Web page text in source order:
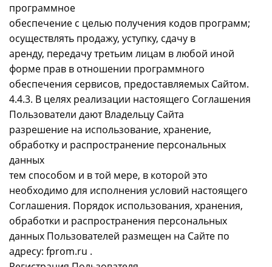
программное
обеспечение с целью получения кодов программ;
осуществлять продажу, уступку, сдачу в
аренду, передачу третьим лицам в любой иной
форме прав в отношении программного
обеспечения сервисов, предоставляемых Сайтом.
4.4.3. В целях реализации настоящего Соглашения
Пользователи дают Владельцу Сайта
разрешение на использование, хранение,
обработку и распространение персональных
данных
тем способом и в той мере, в которой это
необходимо для исполнения условий настоящего
Соглашения. Порядок использования, хранения,
обработки и распространения персональных
данных Пользователей размещен на Сайте по
адресу: fprom.ru .